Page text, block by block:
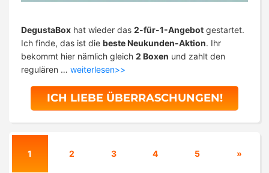
DegustaBox hat wieder das 2-für-1-Angebot gestartet.
Ich finde, das ist die beste Neukunden-Aktion. Ihr
bekommt hier nämlich gleich 2 Boxen und zahlt den
regulären … weiterlesen>>
ICH LIEBE ÜBERRASCHUNGEN!
1 2 3 4 5 »